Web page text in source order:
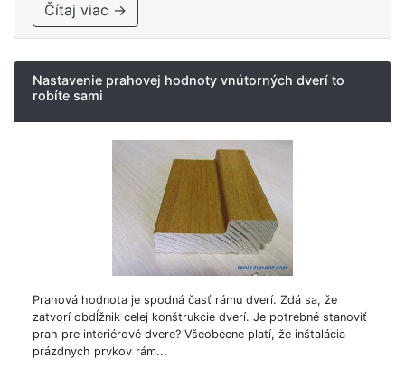
Čítaj viac →
Nastavenie prahovej hodnoty vnútorných dverí to
robíte sami
Prahová hodnota je spodná časť rámu dverí. Zdá sa, že
zatvorí obdĺžnik celej konštrukcie dverí. Je potrebné stanoviť
prah pre interiérové ​​dvere? Všeobecne platí, že inštalácia
prázdnych prvkov rám...